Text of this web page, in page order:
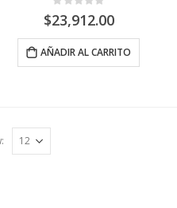
$23,912.00
AÑADIR AL CARRITO